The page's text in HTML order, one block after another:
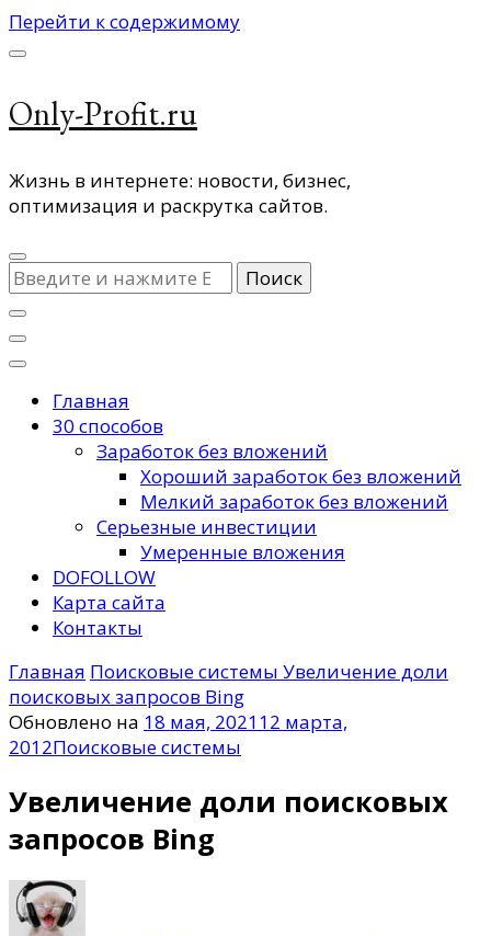
Перейти к содержимому
Only-Profit.ru
Жизнь в интернете: новости, бизнес,
оптимизация и раскрутка сайтов.
Ищите
что-
то?
Главная
30 способов
Заработок без вложений
Хороший заработок без вложений
Мелкий заработок без вложений
Серьезные инвестиции
Умеренные вложения
DOFOLLOW
Карта сайта
Контакты
Главная Поисковые системы Увеличение доли
поисковых запросов Bing
Обновлено на 18 мая, 202112 марта,
2012Поисковые системы
Увеличение доли поисковых
запросов Bing